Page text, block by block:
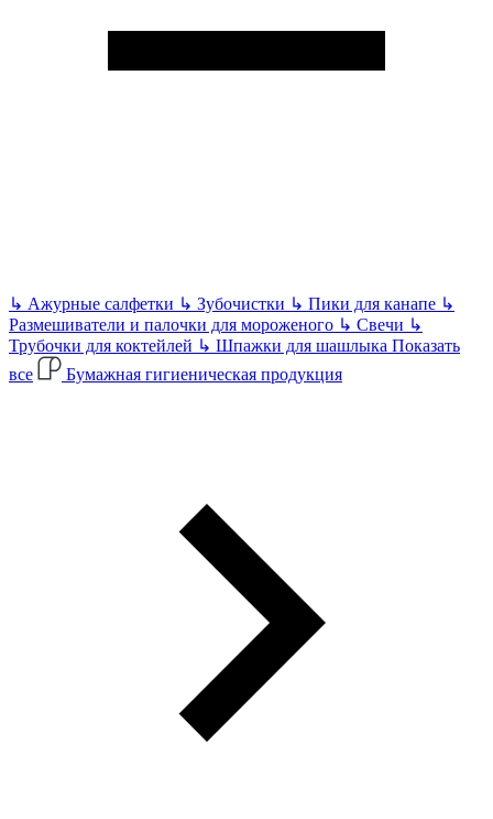
↳ Ажурные салфетки ↳ Зубочистки ↳ Пики для канапе ↳
Размешиватели и палочки для мороженого ↳ Свечи ↳
Трубочки для коктейлей ↳ Шпажки для шашлыка Показать
все
Бумажная гигиеническая продукция